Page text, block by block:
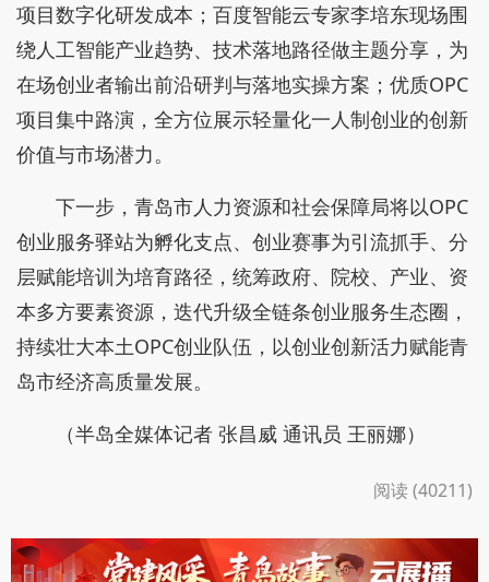
项目数字化研发成本；百度智能云专家李培东现场围
绕人工智能产业趋势、技术落地路径做主题分享，为
在场创业者输出前沿研判与落地实操方案；优质OPC
项目集中路演，全方位展示轻量化一人制创业的创新
价值与市场潜力。
下一步，青岛市人力资源和社会保障局将以OPC
创业服务驿站为孵化支点、创业赛事为引流抓手、分
层赋能培训为培育路径，统筹政府、院校、产业、资
本多方要素资源，迭代升级全链条创业服务生态圈，
持续壮大本土OPC创业队伍，以创业创新活力赋能青
岛市经济高质量发展。
（半岛全媒体记者 张昌威 通讯员 王丽娜）
阅读 (40211)